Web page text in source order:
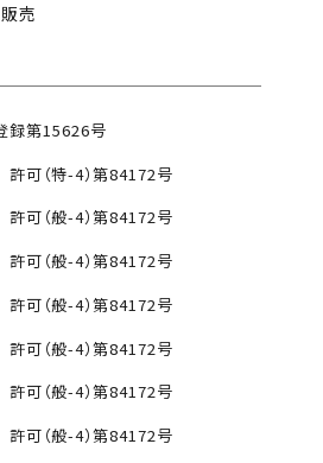
売
録第15626号
可（特-4）第84172号
可（般-4）第84172号
可（般-4）第84172号
可（般-4）第84172号
可（般-4）第84172号
可（般-4）第84172号
可（般-4）第84172号